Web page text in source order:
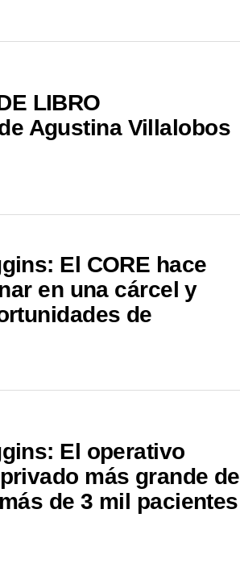
LIBRO
Agustina Villalobos
El CORE hace
en una cárcel y
de
El operativo
más grande del
de 3 mil pacientes